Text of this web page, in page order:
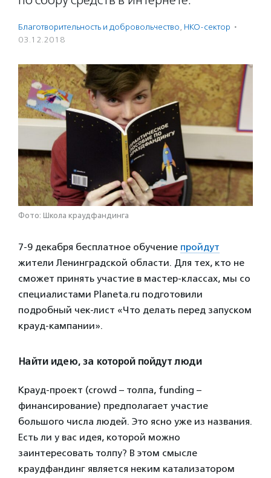
Благотвори­тель­ность и доброволь­чест­во, НКО-сектор ·
03.12.2018
Фото: Школа краудфандинга
7-9 декабря бесплатное обучение пройдут
жители Ленинградской области. Для тех, кто не
сможет принять участие в мастер-классах, мы со
специалистами Planeta.ru подготовили
подробный чек-лист «Что делать перед запуском
крауд-кампании».
Найти идею, за которой пойдут люди
Крауд-проект (crowd – толпа, funding –
финансирование) предполагает участие
большого числа людей. Это ясно уже из названия.
Есть ли у вас идея, которой можно
заинтересовать толпу? В этом смысле
краудфандинг является неким катализатором